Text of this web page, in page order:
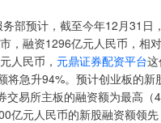
预计，截至今年12月31日
，融资1296亿元人民币，相
人民币， 元鼎证券配资平台
将急升94%。预计创业板的新
交易所主板的融资额为最高（
亿元人民币的新股融资额领